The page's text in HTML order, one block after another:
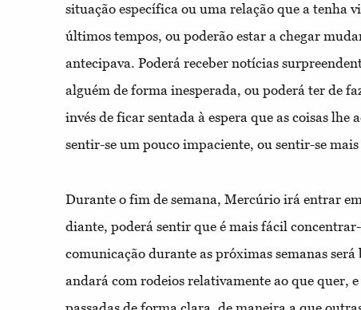
situação específica ou uma relação que a tenha
últimos tempos, ou poderão estar a chegar
antecipava. Poderá receber notícias
alguém de forma inesperada, ou poderá ter de
invés de ficar sentada à espera que as coisas lhe
sentir-se um pouco impaciente, ou sentir-se
Durante o fim de semana, Mercúrio irá entrar
diante, poderá sentir que é mais fácil concentrar-
comunicação durante as próximas semanas
andará com rodeios relativamente ao que quer, e